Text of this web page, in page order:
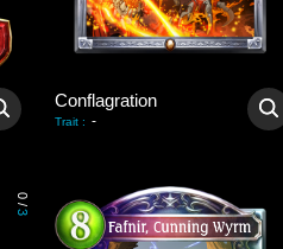
Conflagration
Trait : -
0
/
3